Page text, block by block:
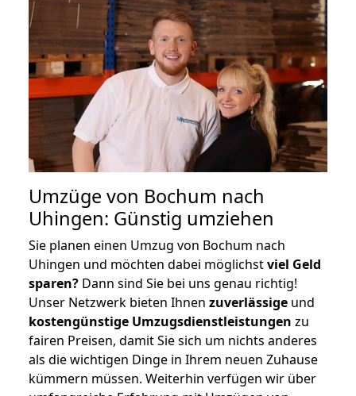
Umzüge von Bochum nach
Uhingen: Günstig umziehen
Sie planen einen Umzug von Bochum nach
Uhingen und möchten dabei möglichstviel Geld
sparen? Dann sind Sie bei uns genau richtig!
Unser Netzwerk bieten Ihnen zuverlässige und
kostengünstige Umzugsdienstleistungen zu
fairen Preisen, damit Sie sich um nichts anderes
als die wichtigen Dinge in Ihrem neuen Zuhause
kümmern müssen. Weiterhin verfügen wir über